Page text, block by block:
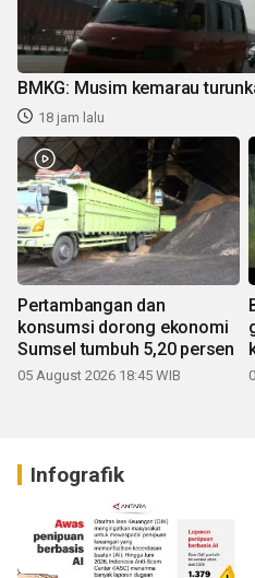
BMKG: Musim kemarau
18 jam lalu
Pertambangan dan
konsumsi dorong ekonomi
Sumsel tumbuh 5,20 persen
05 August 2026 18:45 WIB
Infografik